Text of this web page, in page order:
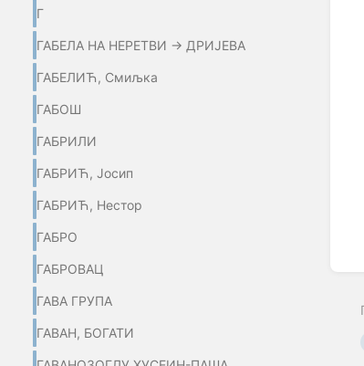
Г
ГАБЕЛА НА НЕРЕТВИ → ДРИЈЕВА
ГАБЕЛИЋ, Смиљка
ГАБОШ
ГАБРИЛИ
ГАБРИЋ, Јосип
ГАБРИЋ, Нестор
ГАБРО
ГАБРОВАЦ
ГАВА ГРУПА
ГАВАН, БОГАТИ